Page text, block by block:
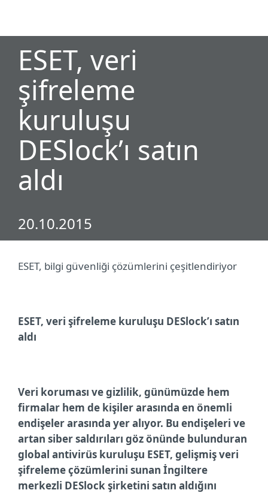
ESET, veri
şifreleme
kuruluşu
DESlock’ı satın
aldı
20.10.2015
ESET, bilgi güvenliği çözümlerini çeşitlendiriyor
ESET, veri şifreleme kuruluşu DESlock’ı satın
aldı
Veri koruması ve gizlilik, günümüzde hem
firmalar hem de kişiler arasında en önemli
endişeler arasında yer alıyor. Bu endişeleri ve
artan siber saldırıları göz önünde bulunduran
global antivirüs kuruluşu ESET, gelişmiş veri
şifreleme çözümlerini sunan İngiltere
merkezli DESlock şirketini satın aldığını